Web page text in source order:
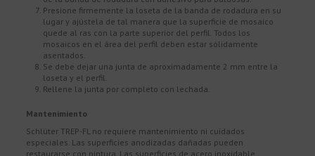
Presione firmemente la loseta de la banda de rodadura en su
lugar y ajústela de tal manera que la superficie de mosaico
quede al ras con la parte superior del perfil. Todos los
mosaicos en el área del perfil deben estar sólidamente
asentados.
Se debe dejar una junta de aproximadamente 2 mm entre la
loseta y el perfil.
Rellene la junta por completo con lechada.
Mantenimiento
Schlüter TREP-FL no requiere mantenimiento ni cuidados
especiales. Las superficies anodizadas dañadas pueden
restaurarse con pintura. Las superficies de acero inoxidable